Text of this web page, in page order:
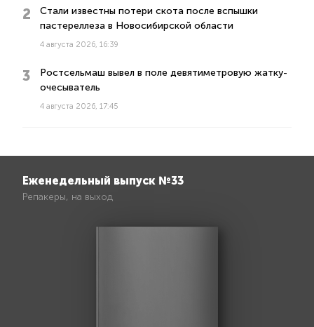
Стали известны потери скота после вспышки
пастереллеза в Новосибирской области
4 августа 2026, 16:39
Ростсельмаш вывел в поле девятиметровую жатку-
очесыватель
4 августа 2026, 17:45
Еженедельный выпуск №33
Репакеры, на выход